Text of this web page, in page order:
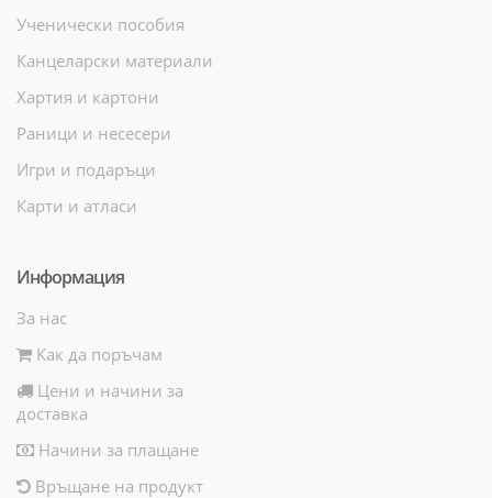
Ученически пособия
Канцеларски материали
Хартия и картони
Раници и несесери
Игри и подаръци
Карти и атласи
Информация
За нас
Как да поръчам
Цени и начини за
доставка
Начини за плащане
Връщане на продукт